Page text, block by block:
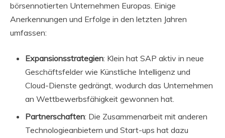
börsennotierten Unternehmen Europas. Einige
Anerkennungen und Erfolge in den letzten Jahren
umfassen:
Expansionsstrategien: Klein hat SAP aktiv in neue
Geschäftsfelder wie Künstliche Intelligenz und
Cloud-Dienste gedrängt, wodurch das Unternehmen
an Wettbewerbsfähigkeit gewonnen hat.
Partnerschaften: Die Zusammenarbeit mit anderen
Technologieanbietern und Start-ups hat dazu